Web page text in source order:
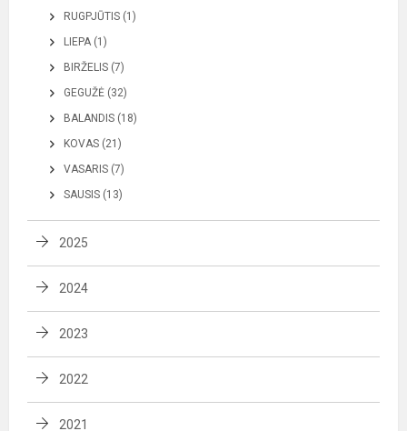
RUGPJŪTIS (1)
LIEPA (1)
BIRŽELIS (7)
GEGUŽĖ (32)
BALANDIS (18)
KOVAS (21)
VASARIS (7)
SAUSIS (13)
2025
2024
2023
2022
2021